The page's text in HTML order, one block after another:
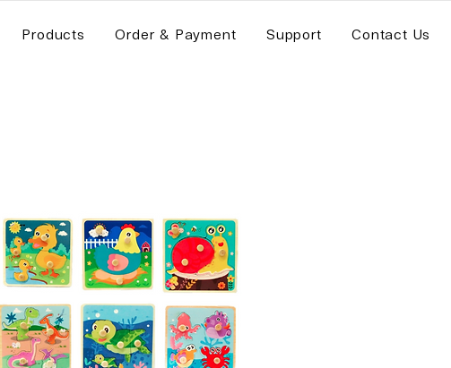
Products Order & Payment Support Contact Us